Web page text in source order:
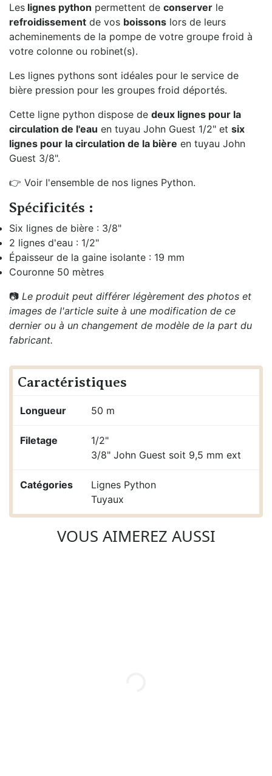
Les lignes python permettent de conserver le
refroidissement de vos boissons lors de leurs
acheminements de la pompe de votre groupe froid à
votre colonne ou robinet(s).
Les lignes pythons sont idéales pour le service de
bière pression pour les groupes froid déportés.
Cette ligne python dispose de deux lignes pour la
circulation de l'eau en tuyau John Guest 1/2" et six
lignes pour la circulation de la bière en tuyau John
Guest 3/8".
👉 Voir l'ensemble de nos lignes Python.
Spécificités :
Six lignes de bière : 3/8"
2 lignes d'eau : 1/2"
Épaisseur de la gaine isolante : 19 mm
Couronne 50 mètres
📷 Le produit peut différer légèrement des photos et
images de l'article suite à une modification de ce
dernier ou à un changement de modèle de la part du
fabricant.
Caractéristiques
Longueur 50 m
Filetage
1/2"
3/8" John Guest soit 9,5 mm ext
Catégories
Lignes Python
Tuyaux
VOUS AIMEREZ AUSSI